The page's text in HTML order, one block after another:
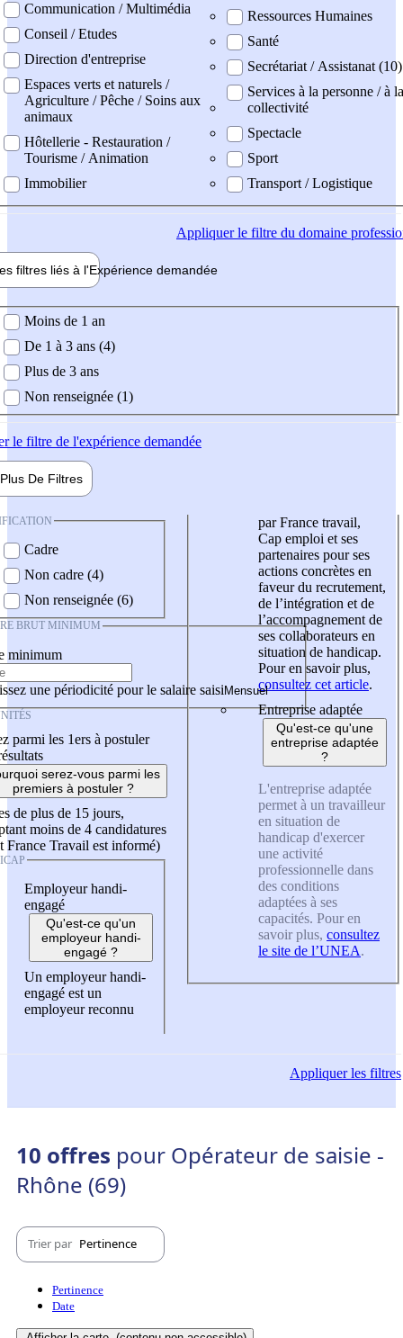
Communication / Multimédia
Conseil / Etudes
Direction d'entreprise
Espaces verts et naturels /
Agriculture / Pêche / Soins aux
animaux
Hôtellerie - Restauration /
Tourisme / Animation
Immobilier
Ressources Humaines
Santé
Secrétariat / Assistanat (10)
Services à la personne / à la
collectivité
Spectacle
Sport
Transport / Logistique
Appliquerle filtre du domaine
filtres liés à l'Expérience demandée
demandée
Moins de 1 an
De 1 à 3 ans (4)
Plus de 3 ans
Non renseignée (1)
le filtre de l'expérience demandée
Plus De Filtres
Cadre
Non cadre (4)
Non renseignée (6)
BRUT MINIMUM
minimum
une périodicité pour le salaire saisi
parmi les 1ers à postuler
serez-vous parmi les
premiers à postuler ?
de plus de 15 jours,
moins de 4 candidatures
France Travail est informé)
Employeur handi-
engagé
Qu'est-ce qu'un
employeur handi-
engagé ?
Un employeur handi-
engagé est un
employeur reconnu
par France travail,
Cap emploi et ses
partenaires pour ses
actions concrètes en
faveur du recrutement,
de l’intégration et de
l’accompagnement de
ses collaborateurs en
situation de handicap.
Pour en savoir plus,
consultez cet article.
Entreprise adaptée
Qu'est-ce qu'une
entreprise adaptée
?
L'entreprise adaptée
permet à un travailleur
en situation de
handicap d'exercer
une activité
professionnelle dans
des conditions
adaptées à ses
capacités. Pour en
savoir plus, consultez
le site de l’UNEA.
Appliquerles filtres
10 offres pour Opérateur de saisie -
Rhône (69)
Trier par Pertinence
Pertinence
Date